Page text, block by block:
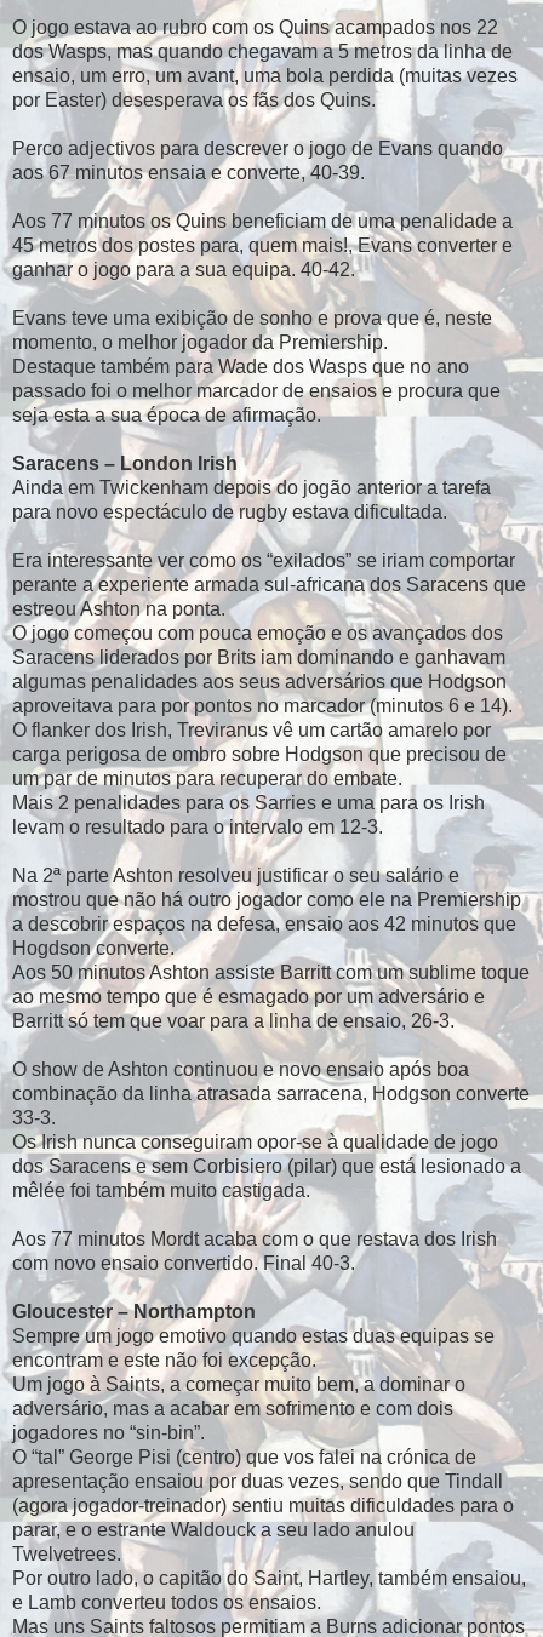
O jogo estava ao rubro com os Quins acampados nos 22
dos Wasps, mas quando chegavam a 5 metros da linha de
ensaio, um erro, um avant, uma bola perdida (muitas vezes
por Easter) desesperava os fãs dos Quins.
Perco adjectivos para descrever o jogo de Evans quando
aos 67 minutos ensaia e converte, 40-39.
Aos 77 minutos os Quins beneficiam de uma penalidade a
45 metros dos postes para, quem mais!, Evans converter e
ganhar o jogo para a sua equipa. 40-42.
Evans teve uma exibição de sonho e prova que é, neste
momento, o melhor jogador da Premiership.
Destaque também para Wade dos Wasps que no ano
passado foi o melhor marcador de ensaios e procura que
seja esta a sua época de afirmação.
Saracens – London Irish
Ainda em Twickenham depois do jogão anterior a tarefa
para novo espectáculo de rugby estava dificultada.
Era interessante ver como os “exilados” se iriam comportar
perante a experiente armada sul-africana dos Saracens que
estreou Ashton na ponta.
O jogo começou com pouca emoção e os avançados dos
Saracens liderados por Brits iam dominando e ganhavam
algumas penalidades aos seus adversários que Hodgson
aproveitava para por pontos no marcador (minutos 6 e 14).
O flanker dos Irish, Treviranus vê um cartão amarelo por
carga perigosa de ombro sobre Hodgson que precisou de
um par de minutos para recuperar do embate.
Mais 2 penalidades para os Sarries e uma para os Irish
levam o resultado para o intervalo em 12-3.
Na 2ª parte Ashton resolveu justificar o seu salário e
mostrou que não há outro jogador como ele na Premiership
a descobrir espaços na defesa, ensaio aos 42 minutos que
Hogdson converte.
Aos 50 minutos Ashton assiste Barritt com um sublime toque
ao mesmo tempo que é esmagado por um adversário e
Barritt só tem que voar para a linha de ensaio, 26-3.
O show de Ashton continuou e novo ensaio após boa
combinação da linha atrasada sarracena, Hodgson converte
33-3.
Os Irish nunca conseguiram opor-se à qualidade de jogo
dos Saracens e sem Corbisiero (pilar) que está lesionado a
mêlée foi também muito castigada.
Aos 77 minutos Mordt acaba com o que restava dos Irish
com novo ensaio convertido. Final 40-3.
Gloucester – Northampton
Sempre um jogo emotivo quando estas duas equipas se
encontram e este não foi excepção.
Um jogo à Saints, a começar muito bem, a dominar o
adversário, mas a acabar em sofrimento e com dois
jogadores no “sin-bin”.
O “tal” George Pisi (centro) que vos falei na crónica de
apresentação ensaiou por duas vezes, sendo que Tindall
(agora jogador-treinador) sentiu muitas dificuldades para o
parar, e o estrante Waldouck a seu lado anulou
Twelvetrees.
Por outro lado, o capitão do Saint, Hartley, também ensaiou,
e Lamb converteu todos os ensaios.
Mas uns Saints faltosos permitiam a Burns adicionar pontos